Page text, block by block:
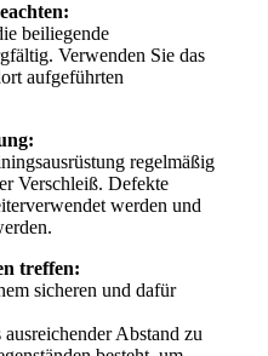
beiliegende
Verwenden Sie das
aufgeführten
regelmäßig
Verschleiß. Defekte
werden und
treffen:
sicheren und dafür
Abstand zu